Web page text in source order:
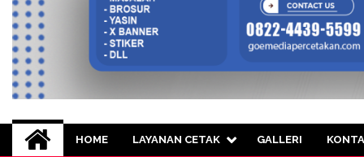
Goe Media
0822-4439-5599 (Call/WA)
HOME LAYANAN CETAK GALLERI